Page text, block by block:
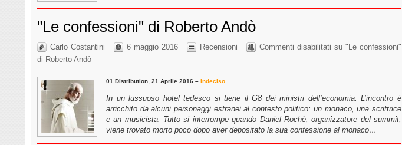
"Le confessioni" di Roberto Andò
Carlo Costantini 6 maggio 2016 Recensioni Commenti disabilitati su "Le confessioni"
di Roberto Andò
01 Distribution, 21 Aprile 2016 – Indeciso
In un lussuoso hotel tedesco si tiene il G8 dei ministri dell’economia. L’incontro è
arricchito da alcuni personaggi estranei al contesto politico: un monaco, una scrittrice
e un musicista. Tutto si interrompe quando Daniel Rochè, organizzatore del summit,
viene trovato morto poco dopo aver depositato la sua confessione al monaco…